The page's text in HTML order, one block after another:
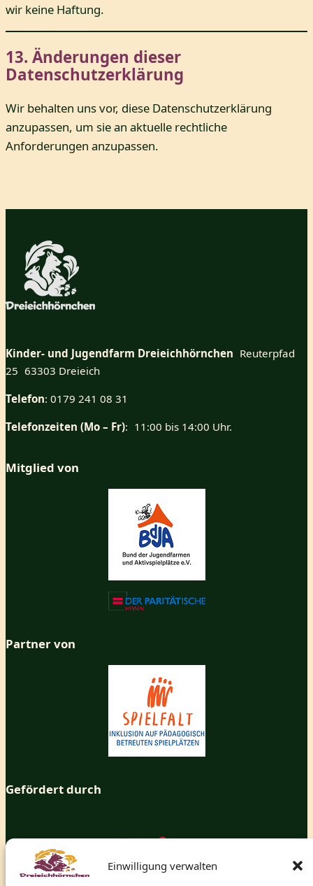
Einwilligung verwalten
wir keine Haftung.
13. Änderungen dieser
Datenschutzerklärung
Wir behalten uns vor, diese Datenschutzerklärung
anzupassen, um sie an aktuelle rechtliche
Anforderungen anzupassen.
Kinder- und Jugendfarm Dreieichhörnchen Reuterpfad
25 63303 Dreieich
Telefon: 0179 241 08 31
Telefonzeiten (Mo – Fr): 11:00 bis 14:00 Uhr.
Mitglied von
Partner von
Gefördert durch